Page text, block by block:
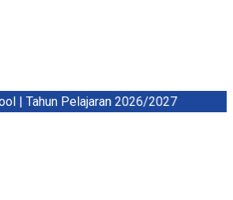
Pelajaran 2026/2027